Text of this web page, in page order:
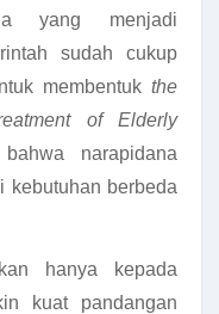
yang menjadi
sudah cukup
membentuk the
of Elderly
narapidana
kebutuhan berbeda
hanya kepada
kuat pandangan